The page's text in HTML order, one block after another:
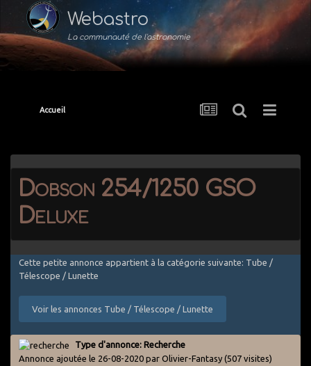
Webastro
La communauté de l'astronomie
Accueil
Dobson 254/1250 GSO
Deluxe
Cette petite annonce appartient à la catégorie suivante: Tube /
Télescope / Lunette
Voir les annonces Tube / Télescope / Lunette
Type d'annonce: Recherche
Annonce ajoutée le 26-08-2020 par Olivier-Fantasy (507 visites)